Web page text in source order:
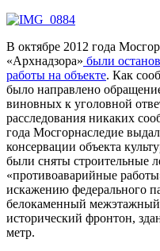
В октябре 2012 года
«Архнадзора» были
работы на объекте. Как
было направлено
виновных к уголовной
расследования никаких
года Мосгорнаследие
консервации объекта
были сняты строительные
«противоаварийные
искажению федерального
белокаменный межэтажный
исторический фронтон,
метр.